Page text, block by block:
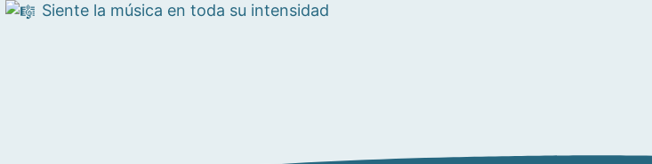
Siente la música en toda su intensidad